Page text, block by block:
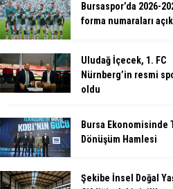
Bursaspor’da 2026-
forma numaraları
Uludağ İçecek, 1. FC
Nürnberg’in resmi
oldu
Bursa Ekonomisinde
Dönüşüm Hamlesi
Şekibe İnsel Doğal